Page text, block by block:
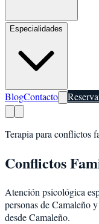
Especialidades
BlogContacto
Terapia para conflictos
Conflictos
Atención psicológica
personas deCamaleñoy
desde Camaleño.